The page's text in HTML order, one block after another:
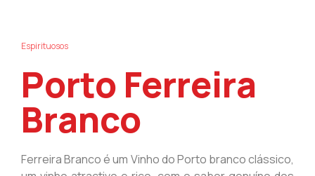
Espirituosos
Porto Ferreira
Branco
Ferreira Branco é um Vinho do Porto branco clássico,